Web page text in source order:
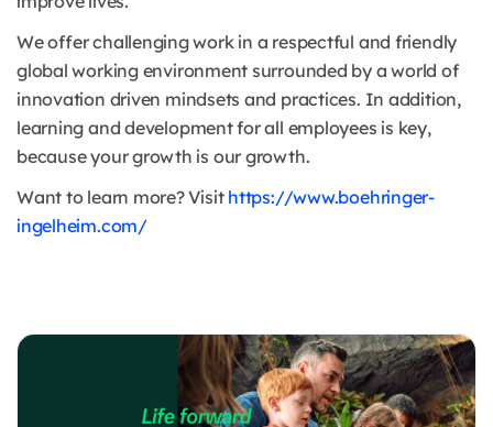
We offer challenging work in a respectful and friendly
global working environment surrounded by a world of
innovation driven mindsets and practices. In addition,
learning and development for all employees is key,
because your growth is our growth.
Want to learn more? Visit https://www.boehringer-
ingelheim.com/